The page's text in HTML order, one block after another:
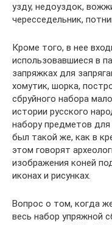
узду, недоуздок,
чересседельник,
Кроме того, в нее
использовавшиеся в
запряжках для
хомутик, шорка,
сбруйного набора
истории русского
набору предметов
был такой же, как в
этом говорят
изображения коней
иконах и рисунках.
Вопрос о том, когда
весь набор упряжной